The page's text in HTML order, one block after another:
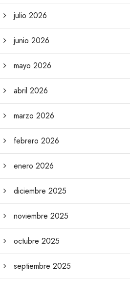
julio 2026
junio 2026
mayo 2026
abril 2026
marzo 2026
febrero 2026
enero 2026
diciembre 2025
noviembre 2025
octubre 2025
septiembre 2025